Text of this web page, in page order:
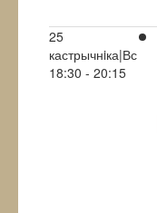
25
кастрычнiка|Вс
18:30 - 20:15